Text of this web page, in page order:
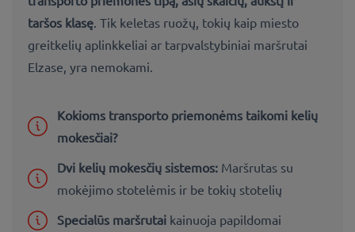
taršos klasę. Tik keletas ruožų, tokių kaip miesto
greitkelių aplinkkeliai ar tarpvalstybiniai maršrutai
Elzase, yra nemokami.
Kokioms transporto priemonėms taikomi kelių
mokesčiai?
Dvi kelių mokesčių sistemos: Maršrutas su
mokėjimo stotelėmis ir be tokių stotelių
Specialūs maršrutai kainuoja papildomai